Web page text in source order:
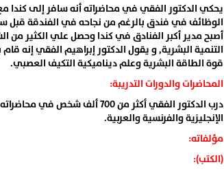
يحكي الدكتور الفقي في محاضراته أنه سافر إلى
الوظائف في فندق بالرغم من نجاحه في الفندقة قبل
أصبح مدير أكبر الفنادق في كندا وحصل علي الكثير من
التنمية البشرية, و يقول الدكتور إبراهيم الفقي إنه
قوة الطاقة البشرية وعلم ديناميكية التكيف العصبي.
المحاضرات والدورات التدريبة:
درب الدكتور الفقي أكثر من 700
الإنجليزية والفرنسية والعربية.
مؤلفاته:
(الكتب):